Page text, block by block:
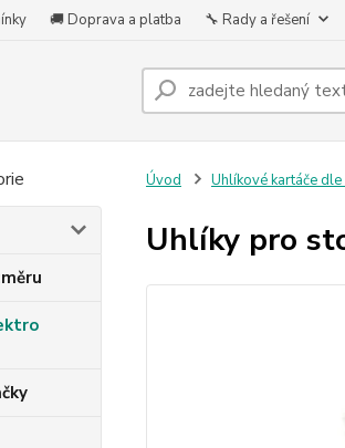
🚚 Doprava a platba 🔧 Rady a řešení
Úvod Uhlíkové kartáče
Uhlíky pro